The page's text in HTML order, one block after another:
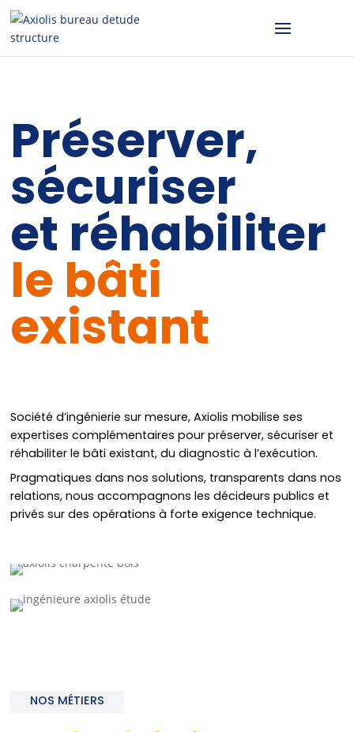
Préserver,
sécuriser
et réhabiliter
le bâti
existant
Société d’ingénierie sur mesure, Axiolis mobilise ses
expertises complémentaires pour préserver, sécuriser et
réhabiliter le bâti existant, du diagnostic à l’exécution.
Pragmatiques dans nos solutions, transparents dans nos
relations, nous accompagnons les décideurs publics et
privés sur des opérations à forte exigence technique.
NOS MÉTIERS